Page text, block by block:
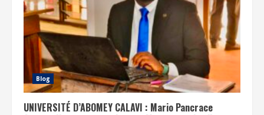
Blog
UNIVERSITÉ D’ABOMEY CALAVI : Mario Pancrace